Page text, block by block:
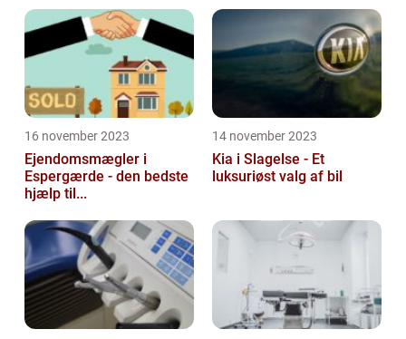
16 november 2023
Ejendomsmægler i
Espergærde - den bedste
hjælp til...
14 november 2023
Kia i Slagelse - Et
luksuriøst valg af bil